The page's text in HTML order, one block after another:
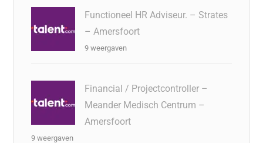
Functioneel HR Adviseur. – Strates
– Amersfoort
9 weergaven
Financial / Projectcontroller –
Meander Medisch Centrum –
Amersfoort
9 weergaven